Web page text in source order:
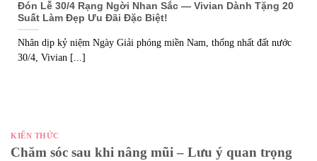
Đón Lễ 30/4 Rạng Ngời Nhan Sắc — Vivian Dành Tặng 20
Suất Làm Đẹp Ưu Đãi Đặc Biệt!
Nhân dịp kỷ niệm Ngày Giải phóng miền Nam, thống nhất đất nước
30/4, Vivian [...]
KIẾN THỨC
Chăm sóc sau khi nâng mũi – Lưu ý quan trọng